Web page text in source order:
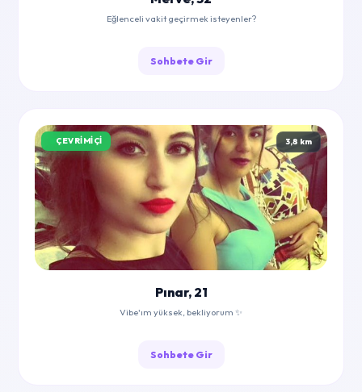
Eğlenceli vakit geçirmek isteyenler?
Sohbete Gir
ÇEVRIMIÇI 3,8 km
Pınar, 21
Vibe'ım yüksek, bekliyorum ✨
Sohbete Gir